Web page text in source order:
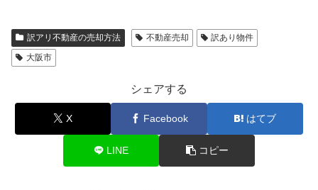
訳アリ不動産の売却方法 不動産売却
訳あり物件
大阪市
シェアする
X Facebook はてブ
LINE コピー